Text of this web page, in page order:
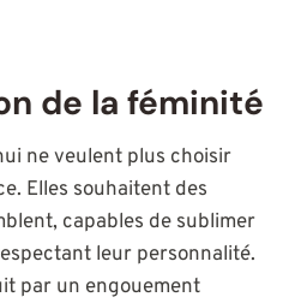
de la féminité
ne veulent plus choisir
Elles souhaitent des
capables de sublimer
leur personnalité.
par un engouement